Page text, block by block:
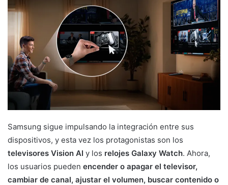
Samsung sigue impulsando la integración entre sus
dispositivos, y esta vez los protagonistas son los
televisores Vision AI y los relojes Galaxy Watch. Ahora,
los usuarios pueden encender o apagar el televisor,
cambiar de canal, ajustar el volumen, buscar contenido o